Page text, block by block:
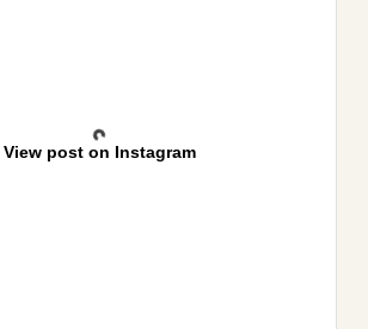
View post on Instagram